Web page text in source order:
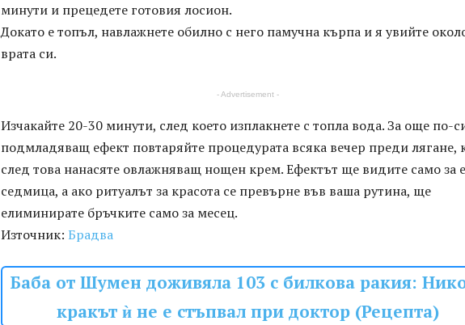
минути и прецедете готовия лосион.
Докато е топъл, навлажнете обилно с него памучна кърпа и я увийте
врата си.
- Advertisement -
Изчакайте 20-30 минути, след което изплакнете с топла вода. За още по-
подмладяващ ефект повтаряйте процедурата всяка вечер преди лягане,
след това нанасяте овлажняващ нощен крем. Ефектът ще видите само за
седмица, а ако ритуалът за красота се превърне във ваша рутина, ще
елиминирате бръчките само за месец.
Източник: Брадва
Баба от Шумен доживяла 103 с билкова ракия:
кракът ѝ не е стъпвал при доктор (Рецепта)